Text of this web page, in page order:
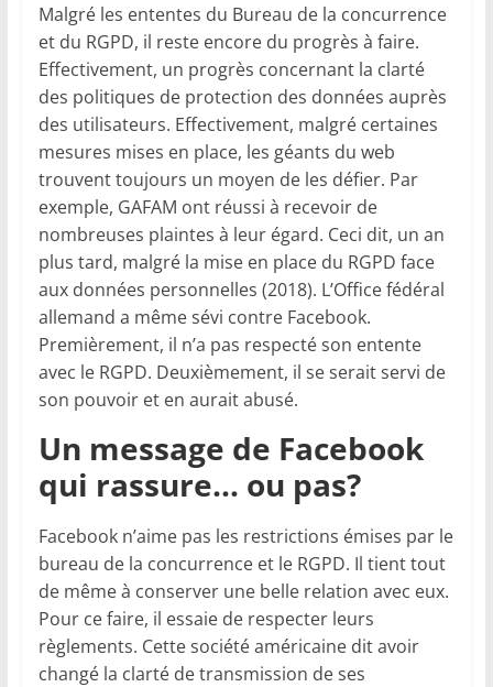
Malgré les ententes du Bureau de la concurrence
et du RGPD, il reste encore du progrès à faire.
Effectivement, un progrès concernant la clarté
des politiques de protection des données auprès
des utilisateurs. Effectivement, malgré certaines
mesures mises en place, les géants du web
trouvent toujours un moyen de les défier. Par
exemple, GAFAM ont réussi à recevoir de
nombreuses plaintes à leur égard. Ceci dit, un an
plus tard, malgré la mise en place du RGPD face
aux données personnelles (2018). L’Office fédéral
allemand a même sévi contre Facebook.
Premièrement, il n’a pas respecté son entente
avec le RGPD. Deuxièmement, il se serait servi de
son pouvoir et en aurait abusé.
Un message de Facebook
qui rassure… ou pas?
Facebook n’aime pas les restrictions émises par le
bureau de la concurrence et le RGPD. Il tient tout
de même à conserver une belle relation avec eux.
Pour ce faire, il essaie de respecter leurs
règlements. Cette société américaine dit avoir
changé la clarté de transmission de ses